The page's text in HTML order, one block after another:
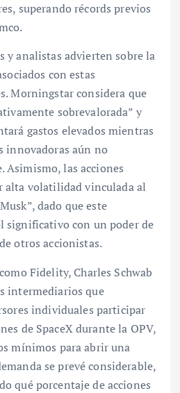
superando récords previos
y analistas advierten sobre la
con estas
Morningstar considera que
sobrevalorada” y
gastos elevados mientras
innovadoras aún no
Asimismo, las acciones
alta volatilidad vinculada al
dado que este
significativo con un poder de
otros accionistas.
Fidelity, Charles Schwab
intermediarios que
individuales participar
de SpaceX durante la OPV,
mínimos para abrir una
se prevé considerable,
qué porcentaje de acciones